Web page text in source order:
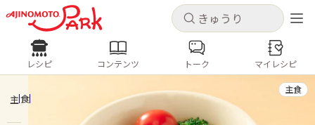
キャンセル
ログインするとレシピを保存できます
ログイン 新規登録
キャンセル
レシピ コンテンツ
レシピ コンテンツ トーク マイレシピ
主食
主食